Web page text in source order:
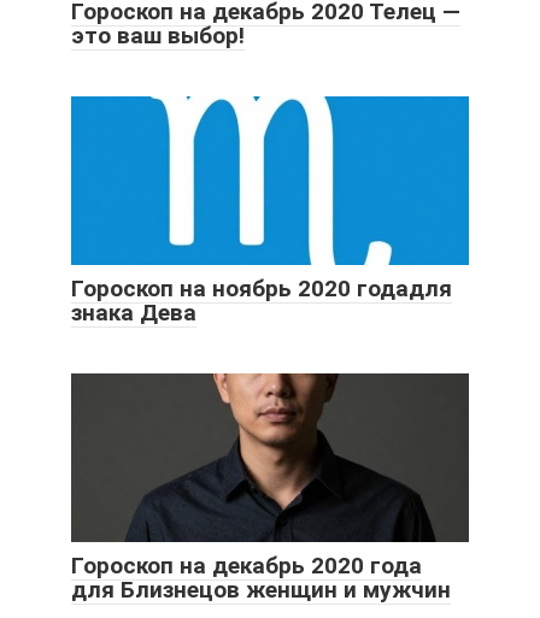
Гороскоп на декабрь 2020 Телец —
это ваш выбор!
Гороскоп на ноябрь 2020 годадля
знака Дева
Гороскоп на декабрь 2020 года
для Близнецов женщин и мужчин